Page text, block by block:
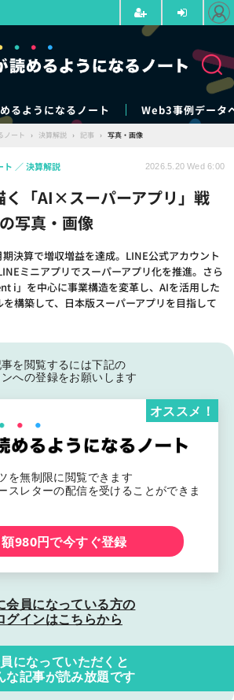
るようになるノート Web3事例データ
ノート › 決算解説 › 記事 › 写真・画像
く「AI×スーパーアプリ」戦
写真・画像
決算で増収増益を達成。LINE公式アカウント
ミニアプリでスーパーアプリ化を推進。さら
i」を中心に事業構造を変革し、AIを活用した
構築して、日本版スーパーアプリを目指して
ト 決算解説 2026.5.20 Wed 6:00
を閲覧するには下記の
への登録をお願いします
を無制限に閲覧できます
スレターの配信を受けることができま
オススメ！
額980円で今すぐ登録
会員になっている方の
グインはこちらから
になっていただくと
な記事が読み放題です